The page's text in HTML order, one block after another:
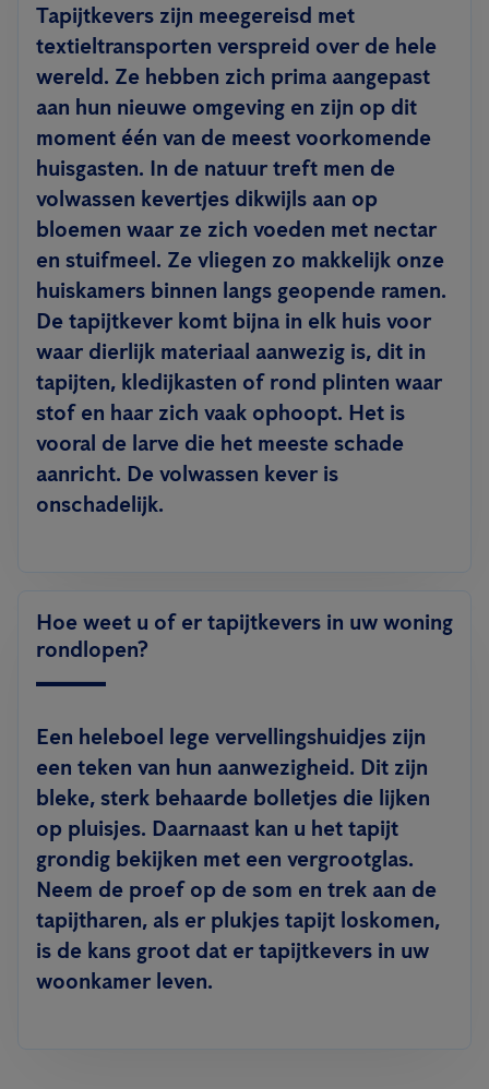
Tapijtkevers zijn meegereisd met
textieltransporten verspreid over de hele
wereld. Ze hebben zich prima aangepast
aan hun nieuwe omgeving en zijn op dit
moment één van de meest voorkomende
huisgasten. In de natuur treft men de
volwassen kevertjes dikwijls aan op
bloemen waar ze zich voeden met nectar
en stuifmeel. Ze vliegen zo makkelijk onze
huiskamers binnen langs geopende ramen.
De tapijtkever komt bijna in elk huis voor
waar dierlijk materiaal aanwezig is, dit in
tapijten, kledijkasten of rond plinten waar
stof en haar zich vaak ophoopt. Het is
vooral de larve die het meeste schade
aanricht. De volwassen kever is
onschadelijk.
Hoe weet u of er tapijtkevers in uw woning
rondlopen?
Een heleboel lege vervellingshuidjes zijn
een teken van hun aanwezigheid. Dit zijn
bleke, sterk behaarde bolletjes die lijken
op pluisjes. Daarnaast kan u het tapijt
grondig bekijken met een vergrootglas.
Neem de proef op de som en trek aan de
tapijtharen, als er plukjes tapijt loskomen,
is de kans groot dat er tapijtkevers in uw
woonkamer leven.